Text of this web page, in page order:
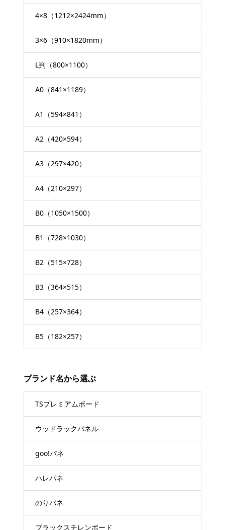
4×8（1212×2424mm）
3×6（910×1820mm）
L判（800×1100）
A0（841×1189）
A1（594×841）
A2（420×594）
A3（297×420）
A4（210×297）
B0（1050×1500）
B1（728×1030）
B2（515×728）
B3（364×515）
B4（257×364）
B5（182×257）
ブランド名から選ぶ
TSプレミアムボード
ウッドラックパネル
goo!パネ
ハレパネ
のりパネ
ブラックスチレンボード